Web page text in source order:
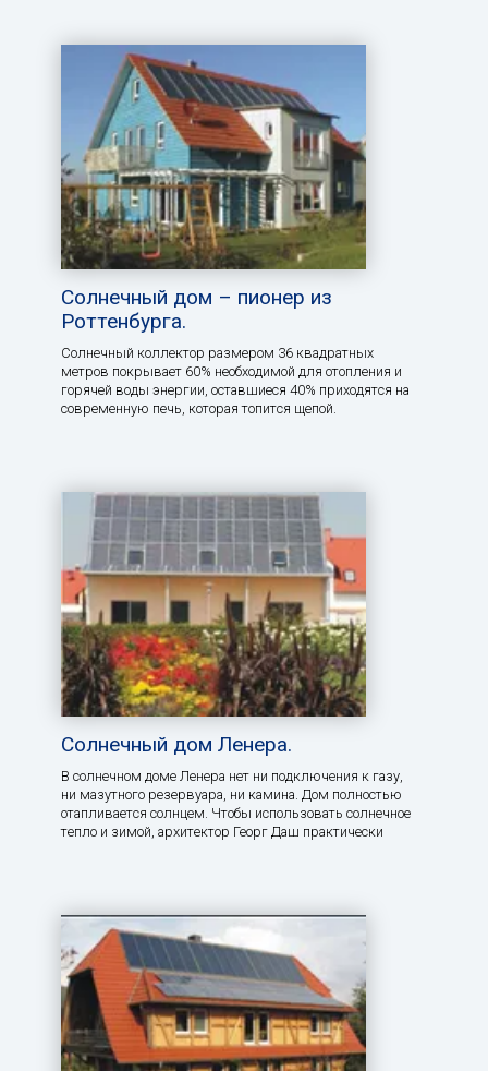
Солнечный дом – пионер из
Роттенбурга.
Солнечный коллектор размером 36 квадратных
метров покрывает 60% необходимой для отопления и
горячей воды энергии, оставшиеся 40% приходятся на
современную печь, которая топится щепой.
Солнечный дом Ленера.
В солнечном доме Ленера нет ни подключения к газу,
ни мазутного резервуара, ни камина. Дом полностью
отапливается солнцем. Чтобы использовать солнечное
тепло и зимой, архитектор Георг Даш практически